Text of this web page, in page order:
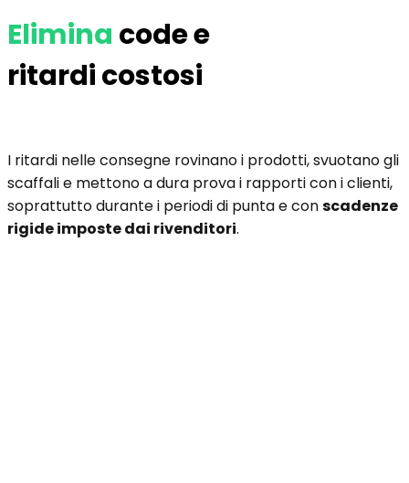
Elimina code e
ritardi costosi
I ritardi nelle consegne rovinano i prodotti, svuotano gli
scaffali e mettono a dura prova i rapporti con i clienti,
soprattutto durante i periodi di punta e conscadenze
rigide imposte dai rivenditori.